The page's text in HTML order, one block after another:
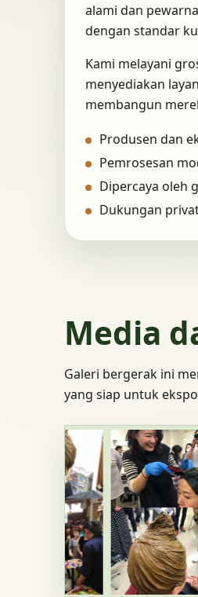
alami dan
dengan standar
Kami melayani
menyediakan
membangun
Produsen dan
Pemrosesan
Dipercaya oleh
Dukungan
Media
Galeri bergerak ini
yang siap untuk